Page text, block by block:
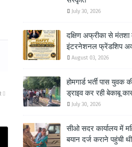
July 30, 2026
दक्षिण अफ्रीका से मंतशा
इंटरनेशनल फ्रेंडशिप
August 03, 2026
होमगार्ड भर्ती पास युवक
ड्राइव कर रही बेकाबू
July 30, 2026
सीओ सदर कार्यालय में
बयान दर्ज कराने पहुंची थी